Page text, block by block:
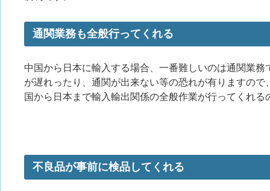
通関業務も全般行ってくれる
中国から日本に輸入する場合、一番難しいのは通関業
が遅れったり、通関が出来ない等の恐れが有りますの
国から日本まで輸入輸出関係の全般作業が行ってくれる
不良品が事前に検品してくれる